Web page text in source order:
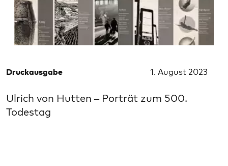
Druckausgabe 1. August 2023
Ulrich von Hutten – Porträt zum 500.
Todestag